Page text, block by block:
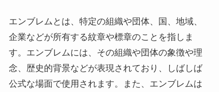
エンブレムとは、特定の組織や団体、国、地域、
企業などが所有する紋章や標章のことを指しま
す。エンブレムには、その組織や団体の象徴や理
念、歴史的背景などが表現されており、しばしば
公式な場面で使用されます。また、エンブレムは